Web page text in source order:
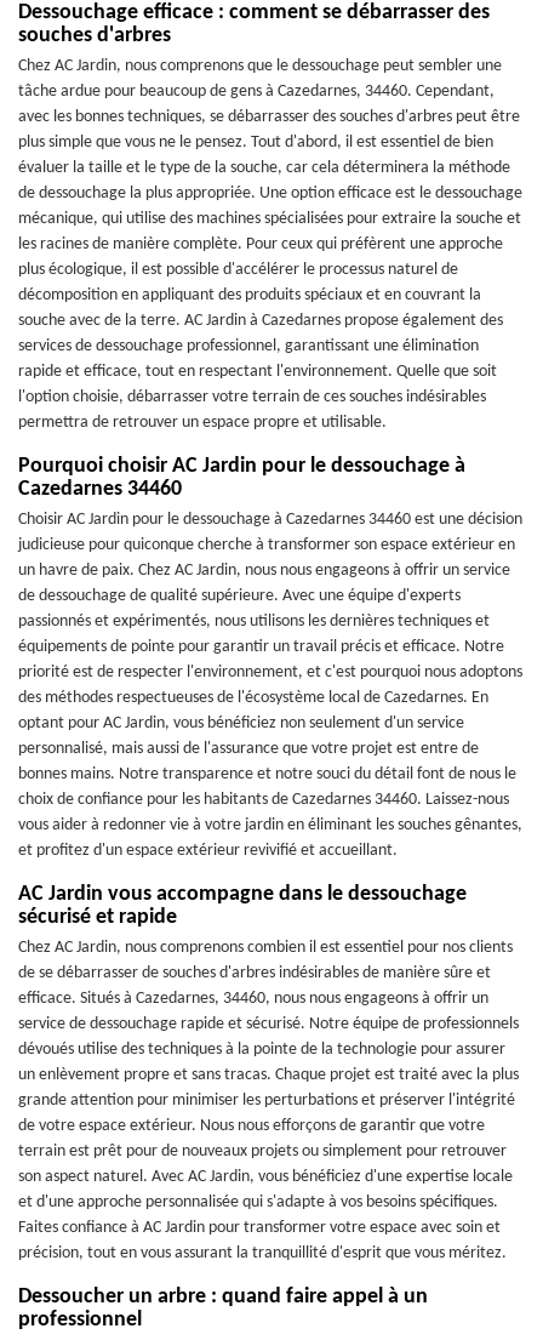
Dessouchage efficace : comment se débarrasser des
souches d'arbres
Chez AC Jardin, nous comprenons que le dessouchage peut sembler une
tâche ardue pour beaucoup de gens à Cazedarnes, 34460. Cependant,
avec les bonnes techniques, se débarrasser des souches d'arbres peut être
plus simple que vous ne le pensez. Tout d'abord, il est essentiel de bien
évaluer la taille et le type de la souche, car cela déterminera la méthode
de dessouchage la plus appropriée. Une option efficace est le dessouchage
mécanique, qui utilise des machines spécialisées pour extraire la souche et
les racines de manière complète. Pour ceux qui préfèrent une approche
plus écologique, il est possible d'accélérer le processus naturel de
décomposition en appliquant des produits spéciaux et en couvrant la
souche avec de la terre. AC Jardin à Cazedarnes propose également des
services de dessouchage professionnel, garantissant une élimination
rapide et efficace, tout en respectant l'environnement. Quelle que soit
l'option choisie, débarrasser votre terrain de ces souches indésirables
permettra de retrouver un espace propre et utilisable.
Pourquoi choisir AC Jardin pour le dessouchage à
Cazedarnes 34460
Choisir AC Jardin pour le dessouchage à Cazedarnes 34460 est une décision
judicieuse pour quiconque cherche à transformer son espace extérieur en
un havre de paix. Chez AC Jardin, nous nous engageons à offrir un service
de dessouchage de qualité supérieure. Avec une équipe d'experts
passionnés et expérimentés, nous utilisons les dernières techniques et
équipements de pointe pour garantir un travail précis et efficace. Notre
priorité est de respecter l'environnement, et c'est pourquoi nous adoptons
des méthodes respectueuses de l'écosystème local de Cazedarnes. En
optant pour AC Jardin, vous bénéficiez non seulement d'un service
personnalisé, mais aussi de l'assurance que votre projet est entre de
bonnes mains. Notre transparence et notre souci du détail font de nous le
choix de confiance pour les habitants de Cazedarnes 34460. Laissez-nous
vous aider à redonner vie à votre jardin en éliminant les souches gênantes,
et profitez d'un espace extérieur revivifié et accueillant.
AC Jardin vous accompagne dans le dessouchage
sécurisé et rapide
Chez AC Jardin, nous comprenons combien il est essentiel pour nos clients
de se débarrasser de souches d'arbres indésirables de manière sûre et
efficace. Situés à Cazedarnes, 34460, nous nous engageons à offrir un
service de dessouchage rapide et sécurisé. Notre équipe de professionnels
dévoués utilise des techniques à la pointe de la technologie pour assurer
un enlèvement propre et sans tracas. Chaque projet est traité avec la plus
grande attention pour minimiser les perturbations et préserver l'intégrité
de votre espace extérieur. Nous nous efforçons de garantir que votre
terrain est prêt pour de nouveaux projets ou simplement pour retrouver
son aspect naturel. Avec AC Jardin, vous bénéficiez d'une expertise locale
et d'une approche personnalisée qui s'adapte à vos besoins spécifiques.
Faites confiance à AC Jardin pour transformer votre espace avec soin et
précision, tout en vous assurant la tranquillité d'esprit que vous méritez.
Dessoucher un arbre : quand faire appel à un
professionnel